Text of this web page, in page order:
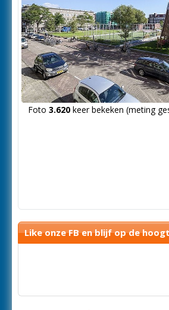
Foto 3.620keer bekeken (meting
Like onze FB en blijf op de